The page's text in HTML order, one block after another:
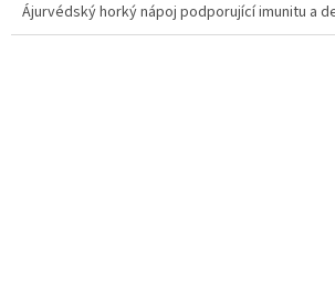
Ájurvédský horký nápoj podporující imunitu a